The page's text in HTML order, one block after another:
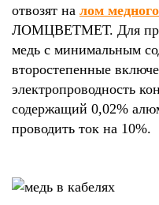
отвозят на лом
ЛОМЦВЕТМЕТ. Для
медь с минимальным
второстепенные
электропроводность
содержащий 0,02%
проводить ток на 10%.